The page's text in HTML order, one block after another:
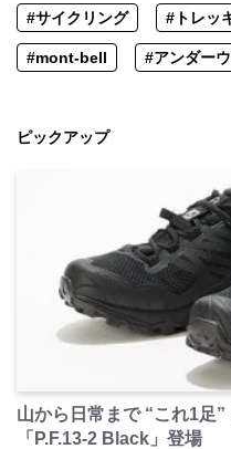
#サイクリング #トレッ
#mont-bell #アンダー
ピックアップ
山から日常まで “これ1足
「P.F.13-2 Black」登場